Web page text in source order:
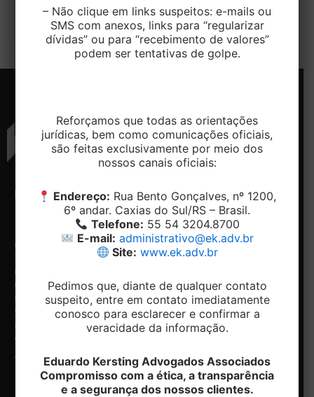
comprovação de impossibilidade de
comparecimento ao trabalho. […]
ENDEREÇO
Gonçalves,
1200, 5º e
6º andar -
Centro.
Caxias do
Sul/RS
CEP:
95020-412
Acessar
Mapa
CONTATO
Telefone:
+ 55 54-
3204.8700
Email:
NAVEGAÇÃO
Home
Conheça
o
Escritório
diferenciais
Especialidades
Notícias
Contato
Fale com
REDES
SOCIAIS
Facebook
– Não clique em links suspeitos: e-mails ou
SMS com anexos, links para “regularizar
dívidas” ou para “recebimento de valores”
podem ser tentativas de golpe.
Reforçamos que todas as orientações
jurídicas, bem como comunicações oficiais,
são feitas exclusivamente por meio dos
nossos canais oficiais:
Endereço: Rua Bento Gonçalves, nº 1200,
6º andar. Caxias do Sul/RS – Brasil.
Telefone: 55 54 3204.8700
E-mail: administrativo@ek.adv.br
Site: www.ek.adv.br
Pedimos que, diante de qualquer contato
suspeito, entre em contato imediatamente
conosco para esclarecer e confirmar a
veracidade da informação.
Eduardo Kersting Advogados Associados
Compromisso com a ética, a transparência
e a segurança dos nossos clientes.